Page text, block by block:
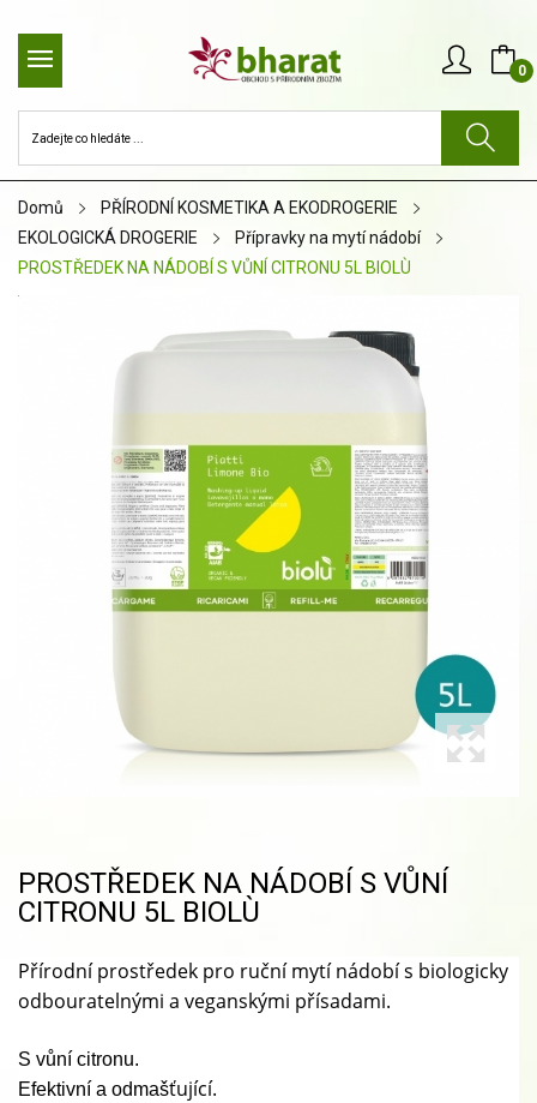
0
Domů
PŘÍRODNÍ KOSMETIKA A EKODROGERIE
EKOLOGICKÁ DROGERIE
Přípravky na mytí nádobí
PROSTŘEDEK NA NÁDOBÍ S VŮNÍ CITRONU 5L BIOLÙ
PROSTŘEDEK NA NÁDOBÍ S VŮNÍ
CITRONU 5L BIOLÙ
Přírodní prostředek pro ruční mytí nádobís biologicky
odbouratelnými a veganskými přísadami.
S vůní citronu.
Efektivní a odmašťující.